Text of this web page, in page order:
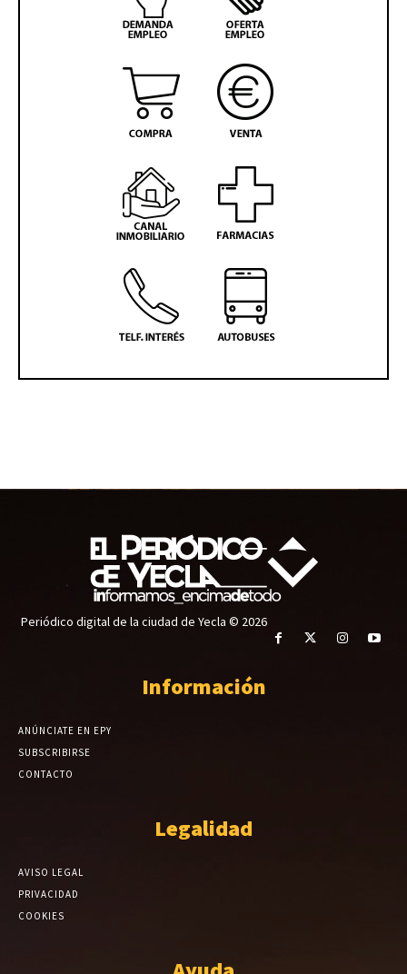
Periódico digital de la ciudad de Yecla © 2026
Información
ANÚNCIATE EN EPY
SUBSCRIBIRSE
CONTACTO
Legalidad
AVISO LEGAL
PRIVACIDAD
COOKIES